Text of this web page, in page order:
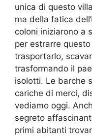
unica di questo
ma della fatica
coloni iniziarono a
per estrarre
trasportarlo,
trasformando il
isolotti. Le barche
cariche di merci,
vediamo oggi.
segreto
primi abitanti